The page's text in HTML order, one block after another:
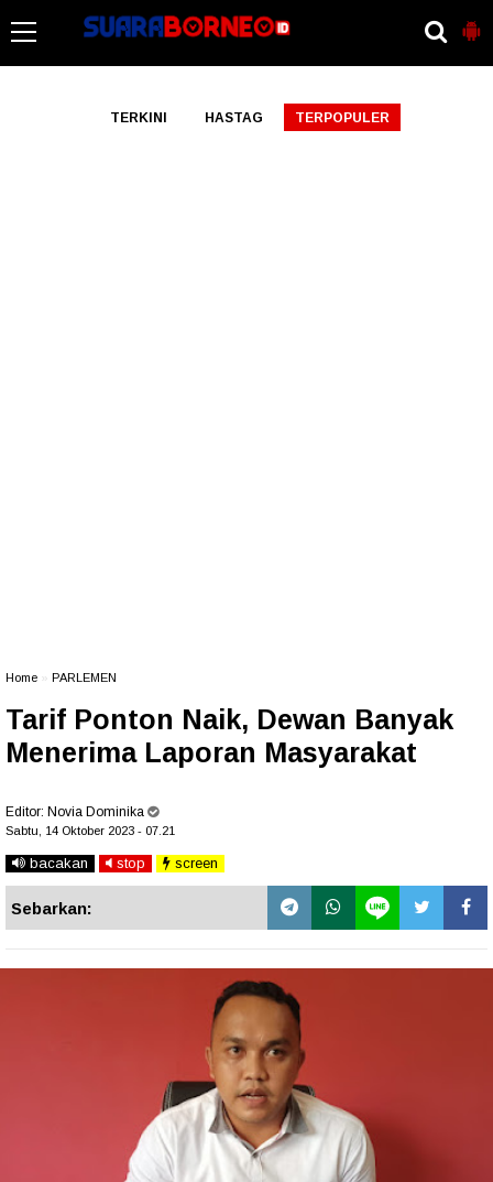
TERKINI HASTAG TERPOPULER
Home PARLEMEN
Tarif Ponton Naik, Dewan Banyak
Menerima Laporan Masyarakat
Editor: Novia Dominika
Sabtu, 14 Oktober 2023 - 07.21
bacakan stop screen
Sebarkan: